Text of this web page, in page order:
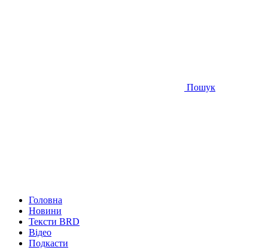
Пошук
Головна
Новини
Тексти BRD
Відео
Подкасти